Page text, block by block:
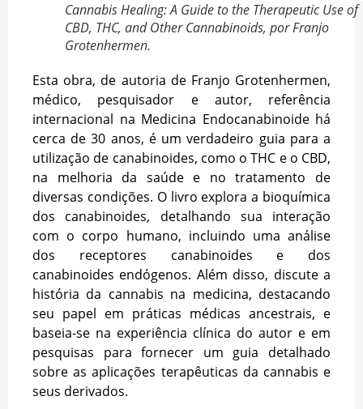
Cannabis Healing: A Guide to the Therapeutic Use of
CBD, THC, and Other Cannabinoids, por Franjo
Grotenhermen.
Esta obra, de autoria de Franjo Grotenhermen,
médico, pesquisador e autor, referência
internacional na Medicina Endocanabinoide há
cerca de 30 anos, é um verdadeiro guia para a
utilização de canabinoides, como o THC e o CBD,
na melhoria da saúde e no tratamento de
diversas condições. O livro explora a bioquímica
dos canabinoides, detalhando sua interação
com o corpo humano, incluindo uma análise
dos receptores canabinoides e dos
canabinoides endógenos. Além disso, discute a
história da cannabis na medicina, destacando
seu papel em práticas médicas ancestrais, e
baseia-se na experiência clínica do autor e em
pesquisas para fornecer um guia detalhado
sobre as aplicações terapêuticas da cannabis e
seus derivados.